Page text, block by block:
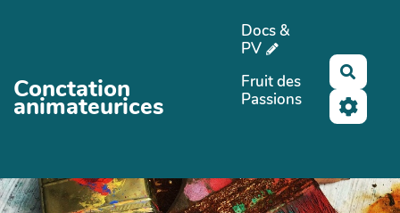
Conctation
animateurices
Docs &
PV
Fruit des
Passions